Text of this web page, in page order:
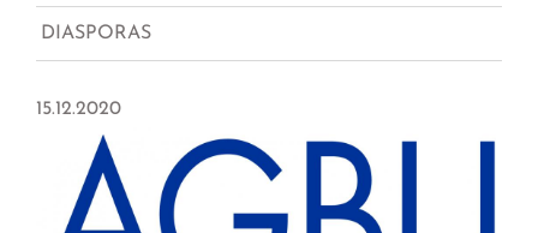
DIASPORAS
15.12.2020